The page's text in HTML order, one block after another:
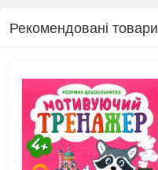
Рекомендовані товари